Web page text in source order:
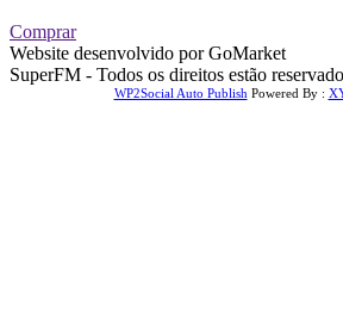
Comprar
Website desenvolvido por GoMarket
SuperFM - Todos os direitos estão
WP2Social Auto Publish Powered By :